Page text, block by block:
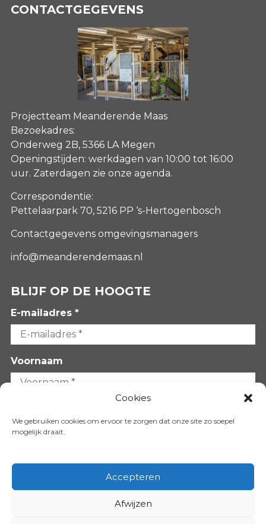
Cookies
We gebruiken cookies om ervoor te zorgen dat onze site zo soepel
mogelijk draait.
Accepteren
Afwijzen
CONTACTGEGEVENS
Projectteam Meanderende Maas
Bezoekadres:
Onderweg 2B, 5366 LA Megen
Openingstijden: werkdagen van 10:00 tot 16:00
uur. Zaterdagen zie onze agenda.
Correspondentie:
Pettelaarpark 70, 5216 PP ‘s-Hertogenbosch
Contactgegevens omgevingsmanagers
info@meanderendemaas.nl
BLIJF OP DE HOOGTE
E-mailadres *
Voornaam
VOLG ONS OP: